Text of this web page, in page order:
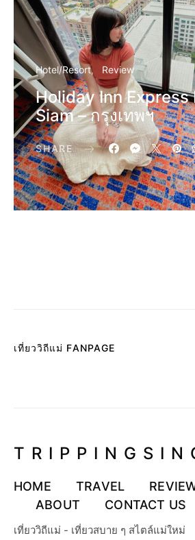
Hotel/Resort Review
Holiday Inn Express
Siam – กรุงเทพฯ
SHARE
เที่ยววิถีแม่ FANPAGE
HOME TRAVEL
ABOUT
CONTACT US
เที่ยววิถีแม่ - เที่ยวสบาย ๆ สไตล์แม่ใหม่